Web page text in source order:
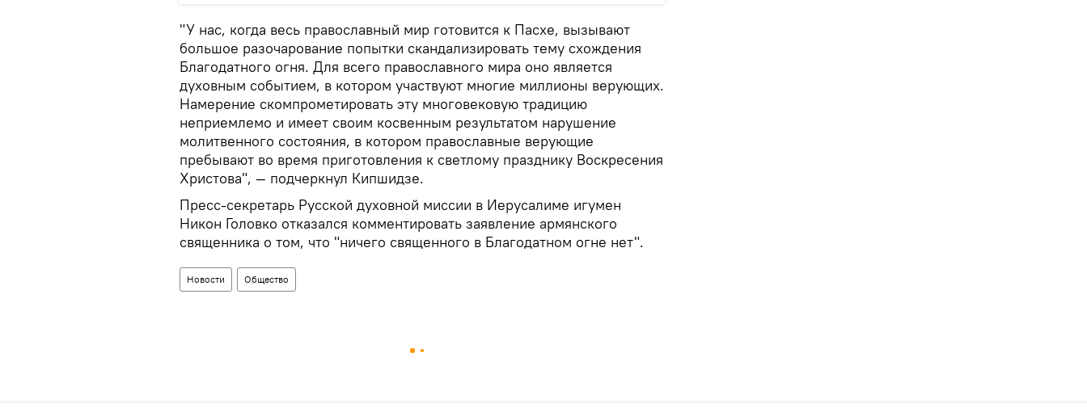
"У нас, когда весь православный мир готовится к Пасхе, вызывают
большое разочарование попытки скандализировать тему схождения
Благодатного огня. Для всего православного мира оно является
духовным событием, в котором участвуют многие миллионы верующих.
Намерение скомпрометировать эту многовековую традицию
неприемлемо и имеет своим косвенным результатом нарушение
молитвенного состояния, в котором православные верующие
пребывают во время приготовления к светлому празднику Воскресения
Христова", — подчеркнул Кипшидзе.
Пресс-секретарь Русской духовной миссии в Иерусалиме игумен
Никон Головко отказался комментировать заявление армянского
священника о том, что "ничего священного в Благодатном огне нет".
Новости Общество